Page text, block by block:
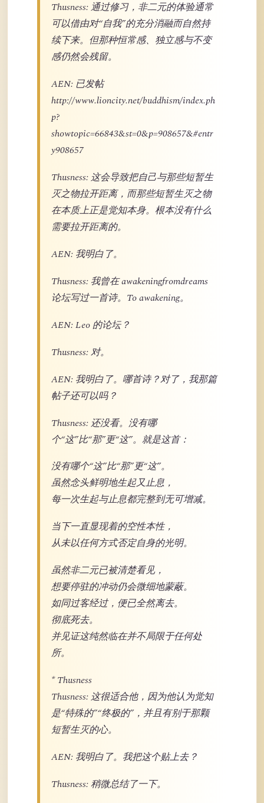
Thusness: 通过修习，非二元的体验通常
可以借由对“自我”的充分消融而自然持
续下来。但那种恒常感、独立感与不变
感仍然会残留。
AEN: 已发帖
http://www.lioncity.net/buddhism/index.ph
p?
showtopic=66843&st=0&p=908657&#entr
y908657
Thusness: 这会导致把自己与那些短暂生
灭之物拉开距离，而那些短暂生灭之物
在本质上正是觉知本身。根本没有什么
需要拉开距离的。
AEN: 我明白了。
Thusness: 我曾在 awakeningfromdreams
论坛写过一首诗。To awakening。
AEN: Leo 的论坛？
Thusness: 对。
AEN: 我明白了。哪首诗？对了，我那篇
帖子还可以吗？
Thusness: 还没看。没有哪
个“这”比“那”更“这”。就是这首：
没有哪个“这”比“那”更“这”。
虽然念头鲜明地生起又止息，
每一次生起与止息都完整到无可增减。
当下一直显现着的空性本性，
从未以任何方式否定自身的光明。
虽然非二元已被清楚看见，
想要停驻的冲动仍会微细地蒙蔽。
如同过客经过，便已全然离去。
彻底死去。
并见证这纯然临在并不局限于任何处
所。
* Thusness
Thusness: 这很适合他，因为他认为觉知
是“特殊的”“终极的”，并且有别于那颗
短暂生灭的心。
AEN: 我明白了。我把这个贴上去？
Thusness: 稍微总结了一下。